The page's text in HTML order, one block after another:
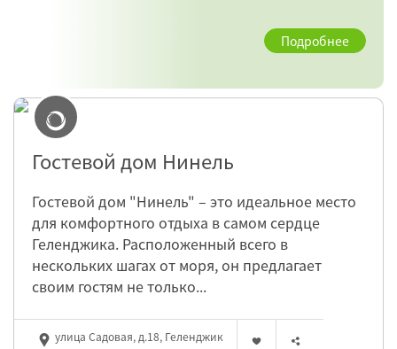
Подробнее
Гостевой дом Нинель
Гостевой дом "Нинель" – это идеальное место
для комфортного отдыха в самом сердце
Геленджика. Расположенный всего в
нескольких шагах от моря, он предлагает
своим гостям не только...
улица Садовая, д.18, Геленджик